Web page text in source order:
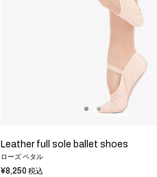
Leather full sole ballet shoes
ローズ ペタル
¥8,250 税込